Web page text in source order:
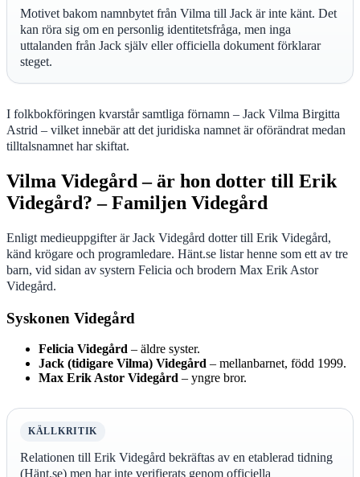
Motivet bakom namnbytet från Vilma till Jack är inte känt. Det
kan röra sig om en personlig identitetsfråga, men inga
uttalanden från Jack själv eller officiella dokument förklarar
steget.
I folkbokföringen kvarstår samtliga förnamn – Jack Vilma Birgitta
Astrid – vilket innebär att det juridiska namnet är oförändrat medan
tilltalsnamnet har skiftat.
Vilma Videgård – är hon dotter till Erik
Videgård? – Familjen Videgård
Enligt medieuppgifter är Jack Videgård dotter till Erik Videgård,
känd krögare och programledare. Hänt.se listar henne som ett av tre
barn, vid sidan av systern Felicia och brodern Max Erik Astor
Videgård.
Syskonen Videgård
Felicia Videgård – äldre syster.
Jack (tidigare Vilma) Videgård – mellanbarnet, född 1999.
Max Erik Astor Videgård – yngre bror.
KÄLLKRITIK
Relationen till Erik Videgård bekräftas av en etablerad tidning
(Hänt.se) men har inte verifierats genom officiella